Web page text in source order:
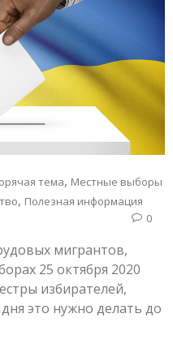
тема, Местные выборы
, Полезная информация
0
мигрантов,
25 октября 2020
избирателей,
это нужно делать до